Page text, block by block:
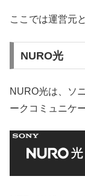
ここでは運営元
NURO光
NURO光は、ソ
ークコミュニケ